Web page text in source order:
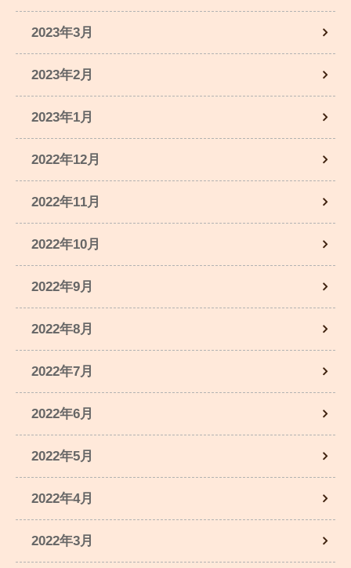
2023年3月
2023年2月
2023年1月
2022年12月
2022年11月
2022年10月
2022年9月
2022年8月
2022年7月
2022年6月
2022年5月
2022年4月
2022年3月